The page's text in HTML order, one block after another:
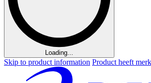
Loading...
Skip to product information Product heeft